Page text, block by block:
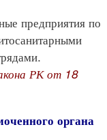
предприятия по
РК от 18
органа